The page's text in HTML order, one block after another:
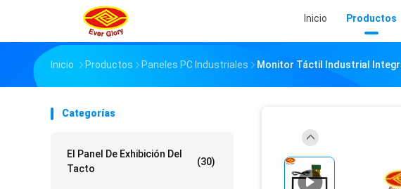
Inicio Productos
Inicio Productos Paneles PC Industriales Monitor Táctil Industrial
Categorías
El Panel De Exhibición Del
Tacto
(30)